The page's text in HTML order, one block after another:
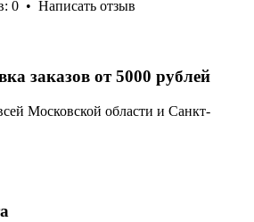
0 • Написать отзыв
заказов от 5000 рублей
Московской области и Санкт-